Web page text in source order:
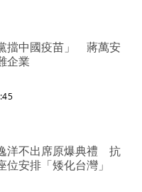
擋中國疫苗」 蔣萬安
企業
洋不出席原爆典禮 抗
位安排「矮化台灣」